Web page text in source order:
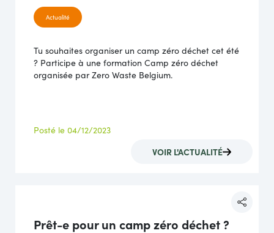
Actualité
Tu souhaites organiser un camp zéro déchet cet été
? Participe à une formation Camp zéro déchet
organisée par Zero Waste Belgium.
VOIR L'ACTUALITÉ
Posté le 04/12/2023
Prêt-e pour un camp zéro déchet ?